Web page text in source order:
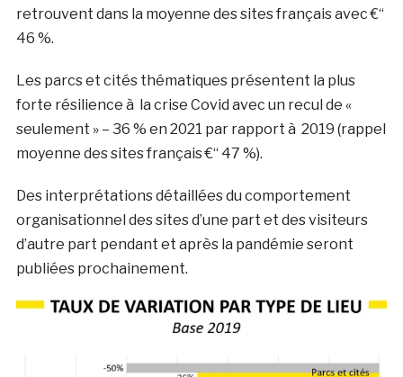
retrouvent dans la moyenne des sites français avec €“
46 %.
Les parcs et cités thématiques présentent la plus
forte résilience à la crise Covid avec un recul de «
seulement » – 36 % en 2021 par rapport à 2019 (rappel
moyenne des sites français €“ 47 %).
Des interprétations détaillées du comportement
organisationnel des sites d’une part et des visiteurs
d’autre part pendant et après la pandémie seront
publiées prochainement.